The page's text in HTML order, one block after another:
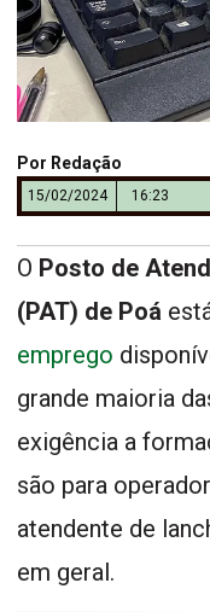
Por Redação
15/02/2024 16:23
O Posto de
(PAT) de Poá
emprego
grande maioria
exigência a
são para
atendente de
em geral.